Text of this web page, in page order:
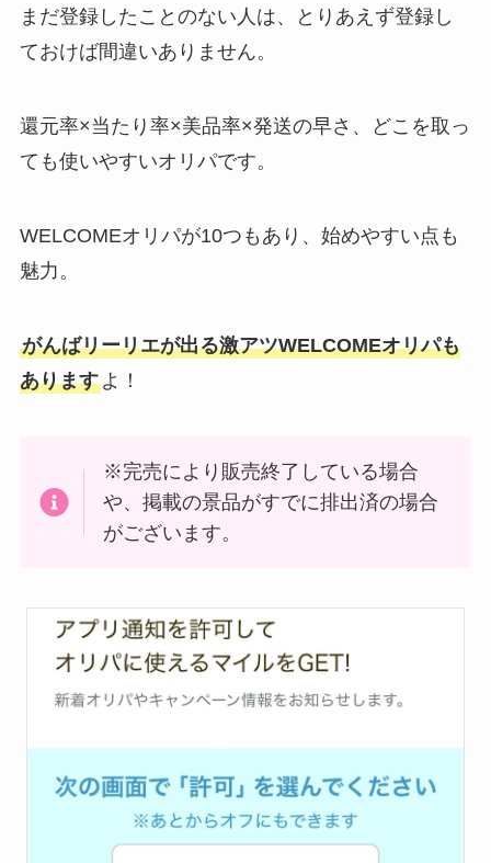
まだ登録したことのない人は、とりあえず登録し
ておけば間違いありません。
還元率×当たり率×美品率×発送の早さ、どこを取っ
ても使いやすいオリパです。
WELCOMEオリパが10つもあり、始めやすい点も
魅力。
がんばリーリエが出る激アツWELCOMEオリパも
ありますよ！
※完売により販売終了している場合
や、掲載の景品がすでに排出済の場合
がございます。